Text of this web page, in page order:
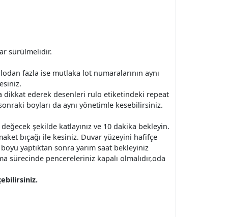
sürülmelidir.
fazla ise mutlaka lot numaralarının aynı
dikkat ederek desenleri rulo etiketindeki repeat
boyları da aynı yönetimle kesebilirsiniz.
şekilde katlayınız ve 10 dakika bekleyin.
bıçağı ile kesiniz. Duvar yüzeyini hafifçe
yaptıktan sonra yarım saat bekleyiniz
sürecinde pencereleriniz kapalı olmalıdır,oda